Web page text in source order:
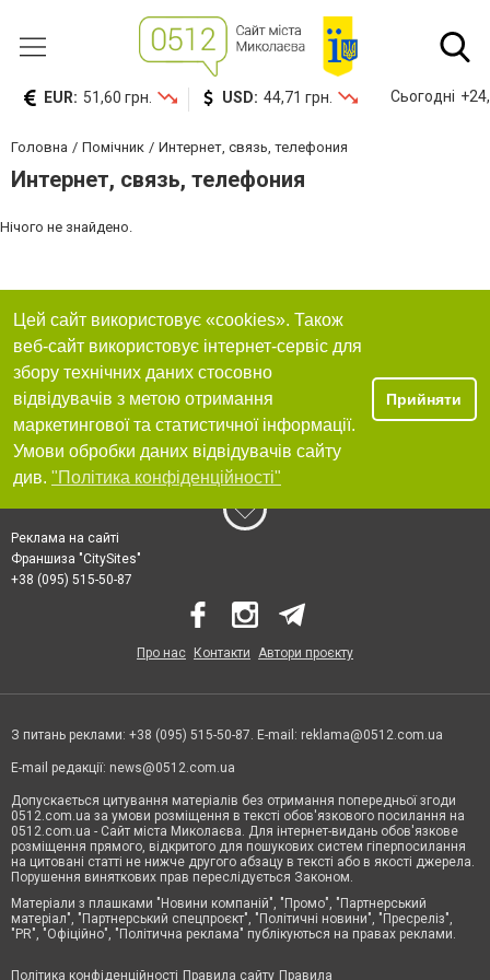
EUR: 51,60 грн. USD: 44,71 грн. Сьогодні
Головна Помічник Интернет, связь, телефония
Интернет, связь, телефония
Нічого не знайдено.
Цей сайт використовує «cookies». Також
веб-сайт використовує інтернет-сервіс для
збору технічних даних стосовно
відвідувачів з метою отримання
маркетингової та статистичної інформації.
Умови обробки даних відвідувачів сайту
див. "Політика конфіденційності"
Прийняти
Реклама на сайті
Франшиза "CitySites"
+38 (095) 515-50-87
Про нас Контакти Автори проєкту
З питань реклами: +38 (095) 515-50-87. E-mail: reklama@0512.com.ua
E-mail редакції: news@0512.com.ua
Допускається цитування матеріалів без отримання попередньої згоди
0512.com.ua за умови розміщення в тексті обов'язкового посилання на
0512.com.ua - Сайт міста Миколаєва. Для інтернет-видань обов'язкове
розміщення прямого, відкритого для пошукових систем гіперпосилання
на цитовані статті не нижче другого абзацу в тексті або в якості джерела.
Порушення виняткових прав переслідується Законом.
Матеріали з плашками "Новини компаній", "Промо", "Партнерський
матеріал", "Партнерський спецпроєкт", "Політичні новини", "Пресреліз",
"PR", "Офіційно", "Політична реклама" публікуються на правах реклами.
Політика конфіденційності Правила сайту Правила